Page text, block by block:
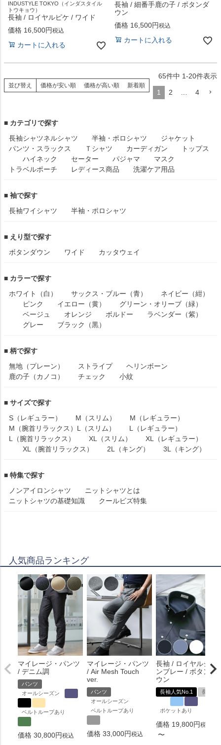
INDUSTYLE TOKYO（インダスタイル
トウキョウ）
長袖 / ロイヤルピケ / ワイド
価格 16,500 税込
カートに入れる
長袖 / 細番手鹿の子 / ボタンダ
ウン
価格 16,500 税込
カートに入れる
並び替え 価格が安い順 価格が高い順 新着順
65件中 1-20件表示
1 2 … 4
■ カテゴリで探す
長袖シャツネルシャツ 半袖・ポロシャツ
ジャケット
パンツ・スラックス
Ｔシャツ カーディガン
トップス
ハイネック
セーター パジャマ
マスク
トラベルポーチ
レディース商品 洗濯ケア用品
■ 袖で探す
長袖ワイシャツ
半袖・ポロシャツ
■ えり型で探す
ボタンダウン
ワイド カッタウェイ
■ カラーで探す
ホワイト（白）
サックス・ブルー（青）
ネイビー（紺）
ピンク
イエロー（黄）
グリーン・オリーブ（緑）
ベージュ
オレンジ ボルドー
ラベンダー（紫）
グレー
ブラック（黒）
■ 柄で探す
無地（プレーン）
ストライプ
ヘリンボーン
鹿の子（カノコ）
チェック 小紋
■ サイズで探す
S（レギュラー）
M（スリム）
M（レギュラー）
M（腕首リラックス） L（スリム）
L（レギュラー）
L（腕首リラックス）
XL（スリム）
XL（レギュラー）
XL（腕首リラックス）
2L（キング） 3L（キング）
■ 特集で探す
ノンアイロンシャツ
ニットシャツとは
ニットシャツの基礎知識
クールビズ特集
人気商品ランキング
マイレージ・パンツ
/ デニム調
パンツ
オールシーズン
ベルトループあり
価格 30,800 税込
マイレージ・パンツ
/ Air Mesh Touch
ver.
パンツ
オールシーズン
ベルトループあり
価格 33,000 税込
長袖 / ロイヤルシャ
ンブレー / ボタンダ
ウン
長袖人気No.1 長袖
ポケットあり
価格 19,800 税込
〜